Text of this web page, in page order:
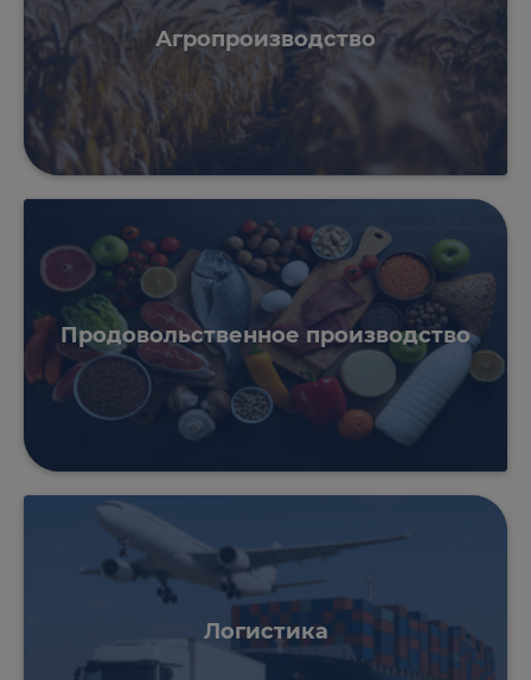
Агропроизводство
Продовольственное производство
Логистика